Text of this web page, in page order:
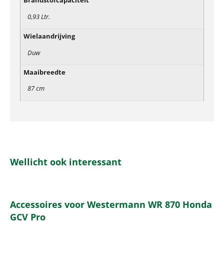
0,93 Ltr.
Wielaandrijving
Duw
Maaibreedte
87 cm
Wellicht ook interessant
Accessoires voor Westermann WR 870 Honda
GCV Pro